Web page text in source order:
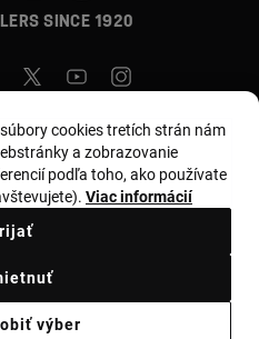
SINCE 1920
Slovakia / Euro
cookies tretích strán nám
a zobrazovanie
podľa toho, ako používate
Viac informácií
výber